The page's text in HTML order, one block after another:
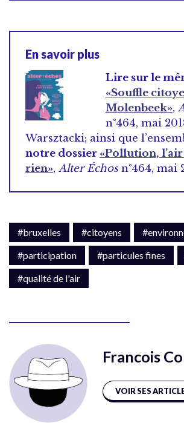
En savoir plus
Lire sur le
«Souffle
Molenbeek»,
n°464, mai
Warsztacki; ainsi que
notre dossier «Pollution,
rien», Alter Échosn°464, mai
#bruxelles #citoyens
#participation
#particules fines
#qualité de l'air
Francois
VOIR SES